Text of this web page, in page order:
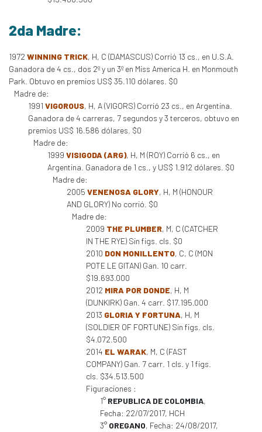
2da Madre:
1972 WINNING TRICK, H, C (DAMASCUS) Corrió 13 cs., en U.S.A.
Ganadora de 4 cs., dos 2º y un 3º en Miss America H. en Monmouth
Park. Obtuvo en premios US$ 35.110 dólares. $0
Madre de:
1991 VIGOROUS, H, A (VIGORS) Corrió 23 cs., en Argentina.
Ganadora de 4 carreras, 7 segundos y 3 terceros, obtuvo en
premios US$ 16.586 dólares. $0
Madre de:
1999 VISIGODA (ARG), H, M (ROY) Corrió 6 cs., en
Argentina. Ganadora de 1 cs., y US$ 1.912 dólares. $0
Madre de:
2005 VENENOSA GLORY, H, M (HONOUR
AND GLORY) No corrió. $0
Madre de:
2009 THE PLUMBER, M, C (CATCHER
IN THE RYE) Sin figs. cls. $0
2010 DON MONILLENTO, C, C (MON
POTE LE GITAN) Gan. 10 carr.
$19.693.000
2012 MIRA POR DONDE, H, M
(DUNKIRK) Gan. 4 carr. $17.195.000
2013 GLORIA Y FORTUNA, H, M
(SOLDIER OF FORTUNE) Sin figs. cls.
$4.072.500
2014 EL WARAK, M, C (FAST
COMPANY) Gan. 7 carr. 1 cls. y 1 figs.
cls. $34.513.500
Figuraciones :
1° REPUBLICA DE COLOMBIA,
Fecha: 22/07/2017, HCH
3° OREGANO, Fecha: 24/08/2017,